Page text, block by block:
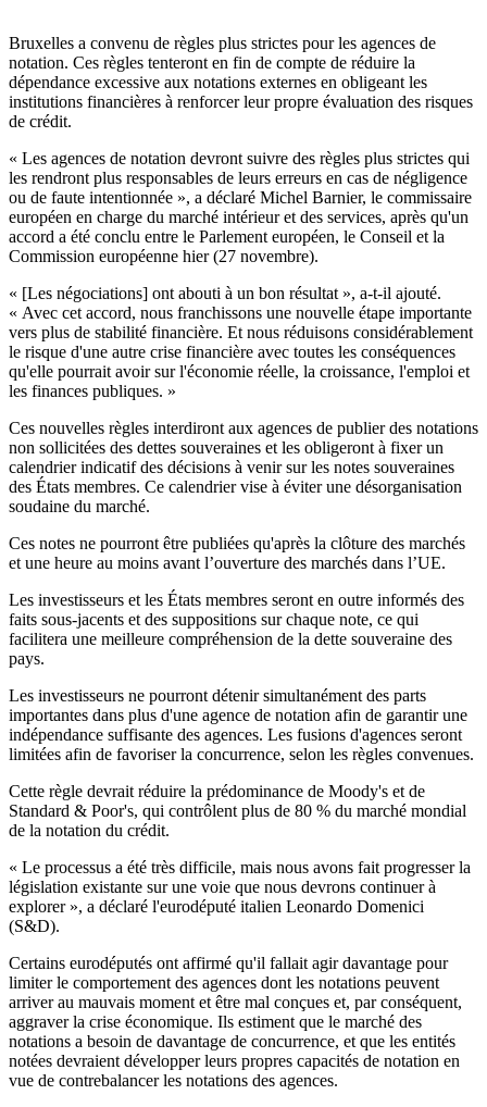
Bruxelles a convenu de règles plus strictes pour les agences de
notation. Ces règles tenteront en fin de compte de réduire la
dépendance excessive aux notations externes en obligeant les
institutions financières à renforcer leur propre évaluation des risques
de crédit.
« Les agences de notation devront suivre des règles plus strictes qui
les rendront plus responsables de leurs erreurs en cas de négligence
ou de faute intentionnée », a déclaré Michel Barnier, le commissaire
européen en charge du marché intérieur et des services, après qu'un
accord a été conclu entre le Parlement européen, le Conseil et la
Commission européenne hier (27 novembre).
« [Les négociations] ont abouti à un bon résultat », a-t-il ajouté.
« Avec cet accord, nous franchissons une nouvelle étape importante
vers plus de stabilité financière. Et nous réduisons considérablement
le risque d'une autre crise financière avec toutes les conséquences
qu'elle pourrait avoir sur l'économie réelle, la croissance, l'emploi et
les finances publiques. »
Ces nouvelles règles interdiront aux agences de publier des notations
non sollicitées des dettes souveraines et les obligeront à fixer un
calendrier indicatif des décisions à venir sur les notes souveraines
des États membres. Ce calendrier vise à éviter une désorganisation
soudaine du marché.
Ces notes ne pourront être publiées qu'après la clôture des marchés
et une heure au moins avant l’ouverture des marchés dans l’UE.
Les investisseurs et les États membres seront en outre informés des
faits sous-jacents et des suppositions sur chaque note, ce qui
facilitera une meilleure compréhension de la dette souveraine des
pays.
Les investisseurs ne pourront détenir simultanément des parts
importantes dans plus d'une agence de notation afin de garantir une
indépendance suffisante des agences. Les fusions d'agences seront
limitées afin de favoriser la concurrence, selon les règles convenues.
Cette règle devrait réduire la prédominance de Moody's et de
Standard & Poor's, qui contrôlent plus de 80 % du marché mondial
de la notation du crédit.
« Le processus a été très difficile, mais nous avons fait progresser la
législation existante sur une voie que nous devrons continuer à
explorer », a déclaré l'eurodéputé italien Leonardo Domenici
(S&D).
Certains eurodéputés ont affirmé qu'il fallait agir davantage pour
limiter le comportement des agences dont les notations peuvent
arriver au mauvais moment et être mal conçues et, par conséquent,
aggraver la crise économique. Ils estiment que le marché des
notations a besoin de davantage de concurrence, et que les entités
notées devraient développer leurs propres capacités de notation en
vue de contrebalancer les notations des agences.